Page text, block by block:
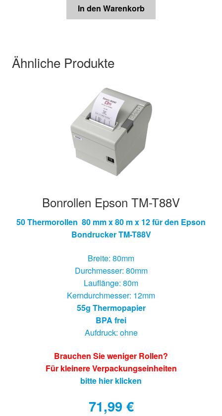
In den Warenkorb
Ähnliche Produkte
Bonrollen Epson TM-T88V
50 Thermorollen 80 mm x 80 m x 12 für den Epson
Bondrucker TM-T88V
Breite: 80mm
Durchmesser: 80mm
Lauflänge: 80m
Kerndurchmesser: 12mm
55g Thermopapier
BPA frei
Aufdruck: ohne
Brauchen Sie weniger Rollen?
Für kleinere Verpackungseinheiten
bitte hier klicken
71,99 €